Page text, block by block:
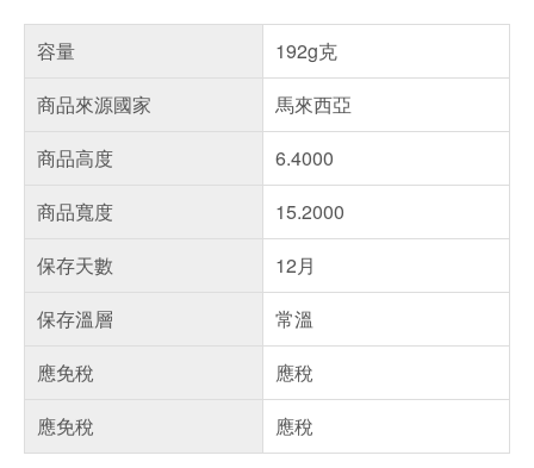
容量
192g克
商品來源國家
馬來西亞
商品高度
6.4000
商品寬度
15.2000
保存天數
12月
保存溫層
常溫
應免稅
應稅
應免稅
應稅